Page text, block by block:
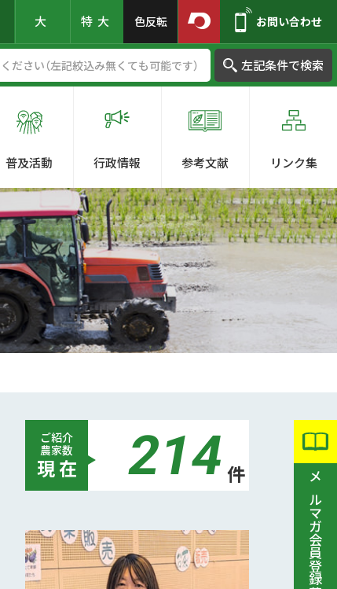
大 特大 色反転 お問い合わせ
左記条件で検索
普及活動 行政情報 参考文献 リンク集
メルマガ会員登録募集中
ご紹介
農家数
現 在 214件